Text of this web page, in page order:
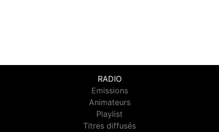
RADIO
Emissions
Animateurs
Playlist
Titres diffusés